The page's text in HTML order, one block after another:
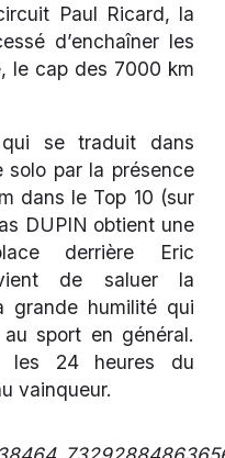
Paul Ricard, la
d’enchaîner les
le cap des 7000 km
se traduit dans
par la présence
dans le Top 10 (sur
DUPIN obtient une
derrière Eric
de saluer la
grande humilité qui
sport en général.
les 24 heures du
vainqueur.